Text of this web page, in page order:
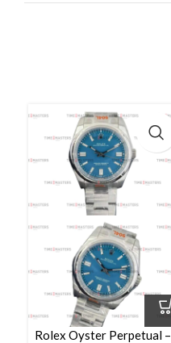
Rolex Oyster Perpetual –